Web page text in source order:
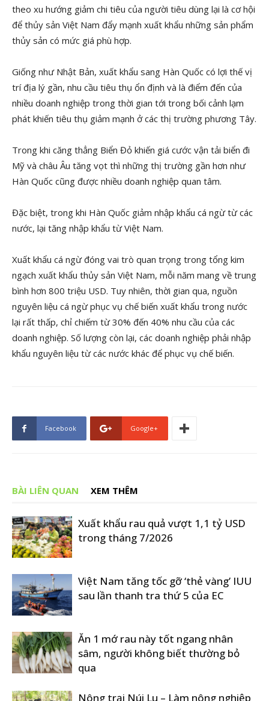
theo xu hướng giảm chi tiêu của người tiêu dùng lại là cơ hội
để thủy sản Việt Nam đẩy mạnh xuất khẩu những sản phẩm
thủy sản có mức giá phù hợp.
Giống như Nhật Bản, xuất khẩu sang Hàn Quốc có lợi thế vị
trí địa lý gần, nhu cầu tiêu thụ ổn định và là điểm đến của
nhiều doanh nghiệp trong thời gian tới trong bối cảnh lạm
phát khiến tiêu thụ giảm mạnh ở các thị trường phương Tây.
Trong khi căng thẳng Biển Đỏ khiến giá cước vận tải biển đi
Mỹ và châu Âu tăng vọt thì những thị trường gần hơn như
Hàn Quốc cũng được nhiều doanh nghiệp quan tâm.
Đặc biệt, trong khi Hàn Quốc giảm nhập khẩu cá ngừ từ các
nước, lại tăng nhập khẩu từ Việt Nam.
Xuất khẩu cá ngừ đóng vai trò quan trọng trong tổng kim
ngạch xuất khẩu thủy sản Việt Nam, mỗi năm mang về trung
bình hơn 800 triệu USD. Tuy nhiên, thời gian qua, nguồn
nguyên liệu cá ngừ phục vụ chế biến xuất khẩu trong nước
lại rất thấp, chỉ chiếm từ 30% đến 40% nhu cầu của các
doanh nghiệp. Số lượng còn lại, các doanh nghiệp phải nhập
khẩu nguyên liệu từ các nước khác để phục vụ chế biến.
Facebook Google+
BÀI LIÊN QUAN XEM THÊM
Xuất khẩu rau quả vượt 1,1 tỷ USD
trong tháng 7/2026
Việt Nam tăng tốc gỡ ‘thẻ vàng’ IUU
sau lần thanh tra thứ 5 của EC
Ăn 1 mớ rau này tốt ngang nhân
sâm, người không biết thường bỏ
qua
Nông trại Núi Lu – Làm nông nghiệp